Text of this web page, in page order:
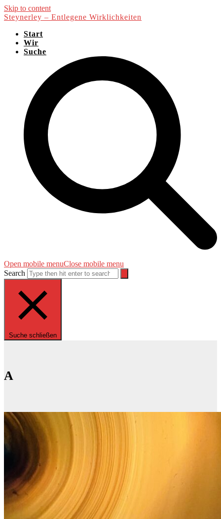
Skip to content
Steynerley – Entlegene Wirklichkeiten
Start
Wir
Suche
Open mobile menuClose mobile menu
Search
Suche schließen
A